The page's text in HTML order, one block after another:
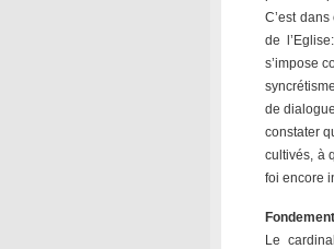
C’est
de
s’impose
de
constater
cultivés, à
foi encore
Le